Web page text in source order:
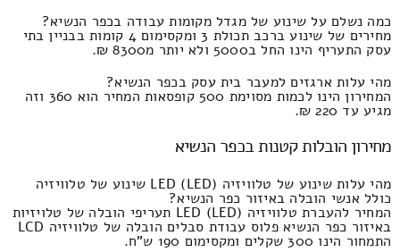
כמה נשלם על שינוע של מגדל מקומות עבודה בכפר הנשיא?
מחירים של שינוע ברכב תכולת 3 ומקסימום 4 קומות בבניין בתי
עסק התעריף הינו החל ב5000 ולא יותר מ8300 ₪.
מהי עלות ארגזים למעבר בית עסק בכפר הנשיא?
המחירון הינו לכמות מסוימת 500 קופסאות המחיר הוא 360 וזה
מגיע עד 220 ₪.
מחירון הובלות קטנות בכפר הנשיא
מהי עלות שינוע של טלוויזיה LED (LED) שינוע של טלוויזיה
כולל אנשי הובלה באיזור כפר הנשיא?
המחיר להעברת טלוויזיה LED (LED) תעריפי הובלה של טלויזיות
באיזור כפר הנשיא פלוס עבודת סבלים הובלה של טלוויזיה LCD
התמחור הינו 300 שקלים ומקסימום 190 ש"ח.